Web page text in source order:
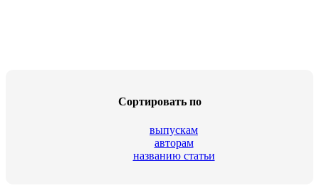
Сортировать по
выпускам
авторам
названию статьи